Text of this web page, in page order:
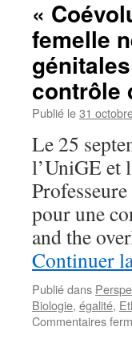
«
femelle
contrôle
Publié le31
Le 25
l’UniGE et
pour une
and the
Continuer
Publié dans
Biologie, égalité,
Commentaires